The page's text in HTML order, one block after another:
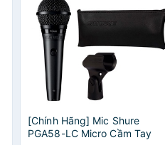
[Chính Hãng] Mic Shure
PGA58-LC Micro Cầm Tay